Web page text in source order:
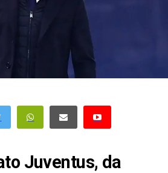
Juventus, da